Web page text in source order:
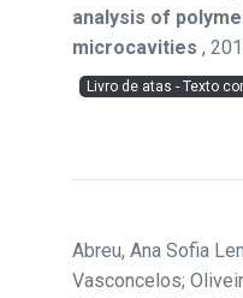
analysis of
microcavities ,
Livro de atas - Texto
Abreu, Ana Sofia
Vasconcelos;